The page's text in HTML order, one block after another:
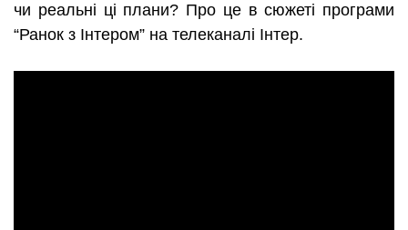
чи реальні ці плани? Про це в сюжеті програми
“Ранок з Інтером” на телеканалі Інтер.